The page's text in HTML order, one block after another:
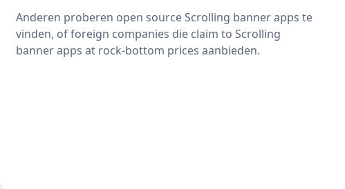
Anderen proberen open source Scrolling banner apps te
vinden, of foreign companies die claim to Scrolling
banner apps at rock-bottom prices aanbieden.